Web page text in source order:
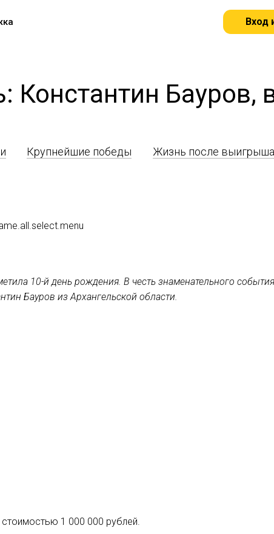
Вход
Константин
Крупнейшие победы Жизнь после выигрыша
10-й день рождения. В честь знаменательного
Бауров из Архангельской области.
1 000 000 рублей.